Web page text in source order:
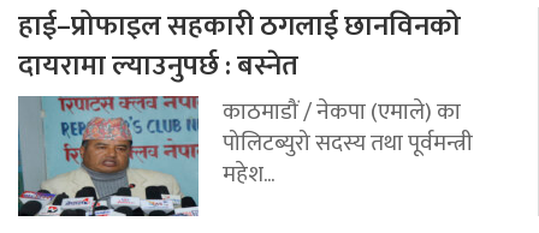
हाई–प्रोफाइल सहकारी ठगलाई छानविनको
दायरामा ल्याउनुपर्छ : बस्नेत
काठमाडौं / नेकपा (एमाले) का
पोलिटब्युरो सदस्य तथा पूर्वमन्त्री
महेश...